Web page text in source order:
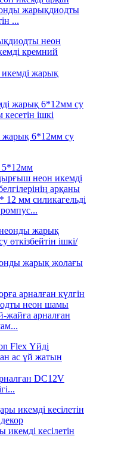
жарықдиодты
...
жарық
жарық 6*12мм су
12 мм силикагельді
жарық жолағы
жайға арналған
DC12V
кесілетін